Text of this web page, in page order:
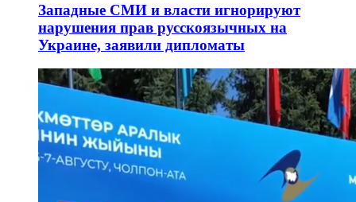
Западные СМИ и власти игнорируют
нарушения прав русскоязычных на
Украине, заявили дипломаты